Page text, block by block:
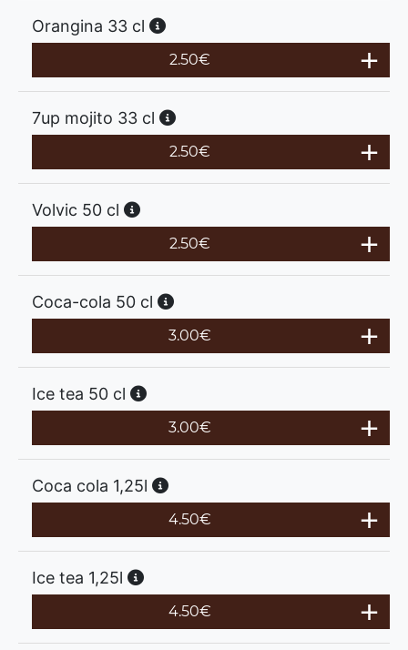
Orangina 33 cl
2.50€
7up mojito 33 cl
2.50€
Volvic 50 cl
2.50€
Coca-cola 50 cl
3.00€
Ice tea 50 cl
3.00€
Coca cola 1,25l
4.50€
Ice tea 1,25l
4.50€